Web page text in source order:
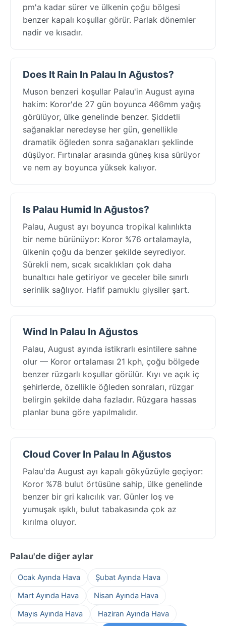
pm'a kadar sürer ve ülkenin çoğu bölgesi
benzer kapalı koşullar görür. Parlak dönemler
nadir ve kısadır.
Does It Rain In Palau In Ağustos?
Muson benzeri koşullar Palau'in August ayına
hakim: Koror'de 27 gün boyunca 466mm yağış
görülüyor, ülke genelinde benzer. Şiddetli
sağanaklar neredeyse her gün, genellikle
dramatik öğleden sonra sağanakları şeklinde
düşüyor. Fırtınalar arasında güneş kısa sürüyor
ve nem ay boyunca yüksek kalıyor.
Is Palau Humid In Ağustos?
Palau, August ayı boyunca tropikal kalınlıkta
bir neme bürünüyor: Koror %76 ortalamayla,
ülkenin çoğu da benzer şekilde seyrediyor.
Sürekli nem, sıcak sıcaklıkları çok daha
bunaltıcı hale getiriyor ve geceler bile sınırlı
serinlik sağlıyor. Hafif pamuklu giysiler şart.
Wind In Palau In Ağustos
Palau, August ayında istikrarlı esintilere sahne
olur — Koror ortalaması 21 kph, çoğu bölgede
benzer rüzgarlı koşullar görülür. Kıyı ve açık iç
şehirlerde, özellikle öğleden sonraları, rüzgar
belirgin şekilde daha fazladır. Rüzgara hassas
planlar buna göre yapılmalıdır.
Cloud Cover In Palau In Ağustos
Palau'da August ayı kapalı gökyüzüyle geçiyor:
Koror %78 bulut örtüsüne sahip, ülke genelinde
benzer bir gri kalıcılık var. Günler loş ve
yumuşak ışıklı, bulut tabakasında çok az
kırılma oluyor.
Palau'de diğer aylar
Ocak Ayında Hava
Şubat Ayında Hava
Mart Ayında Hava
Nisan Ayında Hava
Mayıs Ayında Hava
Haziran Ayında Hava